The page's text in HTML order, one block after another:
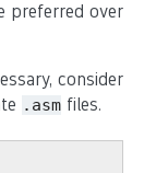
preferred over
consider
.asm files.